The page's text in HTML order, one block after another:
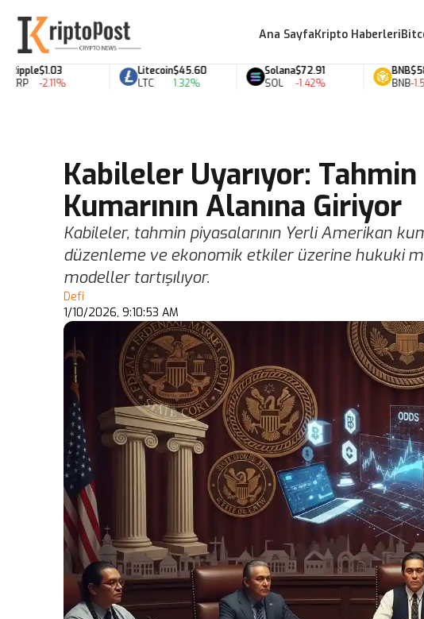
Ana SayfaKripto Haberleri
$1.03
-2.11%
Litecoin
LTC
$45.60
1.32%
Solana
SOL
$72.91
-1.42%
BNB
BNB
$586.16
-1.51%
Kabileler Uyarıyor:
Kumarının Alanına Giriyor
Kabileler, tahmin piyasalarının Yerli Amerikan
düzenleme ve ekonomik etkiler üzerine hukuki
modeller tartışılıyor.
Defi
1/10/2026, 9:10:53 AM